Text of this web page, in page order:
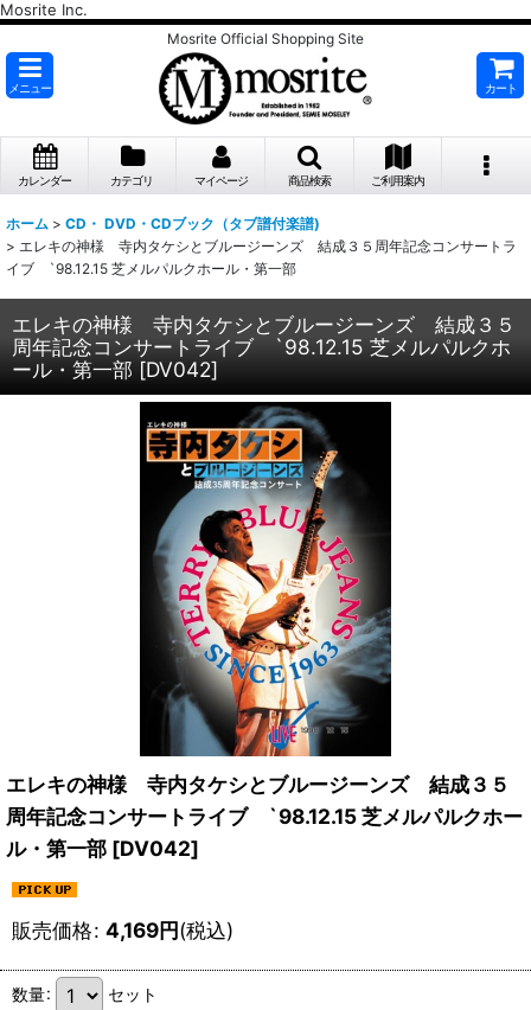
Mosrite Inc.
Mosrite Official Shopping Site
メニュー カート
カレンダー カテゴリ マイページ 商品検索 ご利用案内
ホーム > CD・ DVD・CDブック（タブ譜付楽譜)
> エレキの神様 寺内タケシとブルージーンズ 結成３５周年記念コンサートラ
イブ `98.12.15 芝メルパルクホール・第一部
エレキの神様 寺内タケシとブルージーンズ 結成３５
周年記念コンサートライブ `98.12.15 芝メルパルクホ
ール・第一部 [DV042]
エレキの神様 寺内タケシとブルージーンズ 結成３５
周年記念コンサートライブ `98.12.15 芝メルパルクホー
ル・第一部 [DV042]
販売価格: 4,169円(税込)
数量: セット